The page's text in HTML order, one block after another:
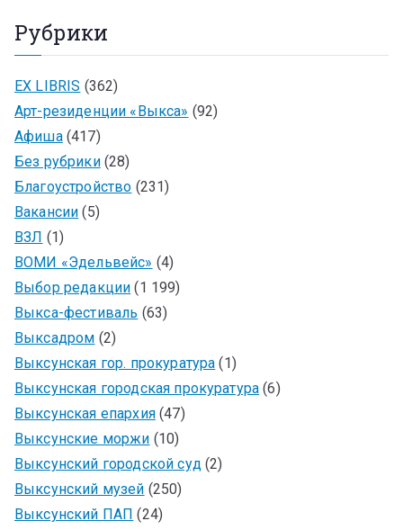
Рубрики
EX LIBRIS (362)
Арт-резиденции «Выкса» (92)
Афиша(417)
Без рубрики(28)
Благоустройство (231)
Вакансии (5)
ВЗЛ (1)
ВОМИ «Эдельвейс» (4)
Выбор редакции (1 199)
Выкса-фестиваль (63)
Выксадром (2)
Выксунская гор. прокуратура (1)
Выксунская городская прокуратура (6)
Выксунская епархия(47)
Выксунские моржи (10)
Выксунский городской суд(2)
Выксунский музей (250)
Выксунский ПАП (24)